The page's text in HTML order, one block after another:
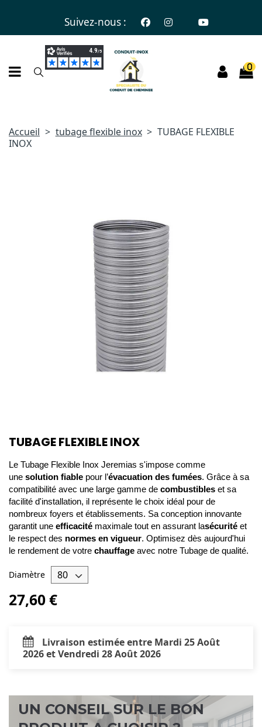
Suivez-nous :
0
Accueil tubage flexible inox
TUBAGE FLEXIBLE
INOX
TUBAGE FLEXIBLE INOX
Le Tubage Flexible Inox Jeremias s'impose comme
une solution fiable pour l’évacuation des fumées. Grâce à sa
compatibilité avec une large gamme de combustibles et sa
facilité d'installation, il représente le choix idéal pour de
nombreux foyers et établissements. Sa conception innovante
garantit une efficacité maximale tout en assurant lasécurité et
le respect des normes en vigueur. Optimisez dès aujourd'hui
le rendement de votre chauffage avec notre Tubage de qualité.
Diamètre
27,60 €
Livraison estimée entre Mardi 25 Août
2026 et Vendredi 28 Août 2026